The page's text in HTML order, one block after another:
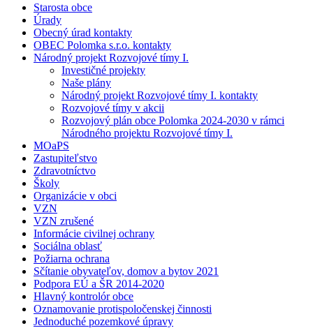
Starosta obce
Úrady
Obecný úrad kontakty
OBEC Polomka s.r.o. kontakty
Národný projekt Rozvojové tímy I.
Investičné projekty
Naše plány
Národný projekt Rozvojové tímy I. kontakty
Rozvojové tímy v akcii
Rozvojový plán obce Polomka 2024-2030 v rámci
Národného projektu Rozvojové tímy I.
MOaPS
Zastupiteľstvo
Zdravotníctvo
Školy
Organizácie v obci
VZN
VZN zrušené
Informácie civilnej ochrany
Sociálna oblasť
Požiarna ochrana
Sčítanie obyvateľov, domov a bytov 2021
Podpora EÚ a ŠR 2014-2020
Hlavný kontrolór obce
Oznamovanie protispoločenskej činnosti
Jednoduché pozemkové úpravy